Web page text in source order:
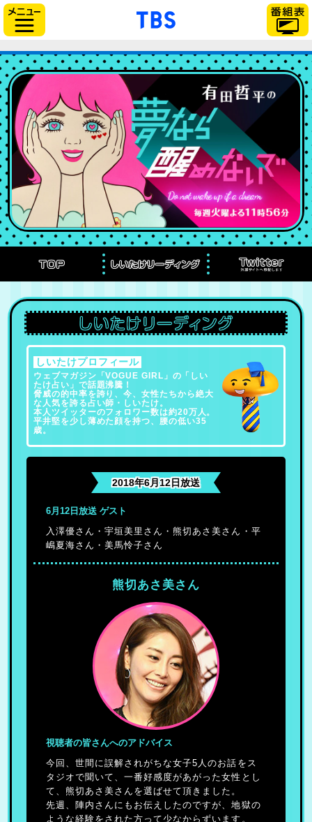
「TBSテレビ」トップペ
しいたけプロフィール
ウェブマガジン「VOGUE GIRL」の「しい
たけ占い」で話題沸騰！
脅威の的中率を誇り、今、女性たちから絶大
な人気を誇る占い師・しいたけ。
本人ツイッターのフォロワー数は約20万人。
平井堅を少し薄めた顔を持つ、腰の低い35
歳。
2018年6月12日放送
6月12日放送 ゲスト
入澤優さん・宇垣美里さん・熊切あさ美さん・平
嶋夏海さん・美馬怜子さん
熊切あさ美さん
視聴者の皆さんへのアドバイス
今回、世間に誤解されがちな女子5人のお話をス
タジオで聞いて、一番好感度があがった女性とし
て、熊切あさ美さんを選ばせて頂きました。
先週、陣内さんにもお伝えしたのですが、地獄の
ような経験をされた方って少なからずいます。